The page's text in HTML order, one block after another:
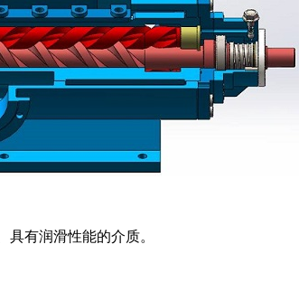
有润滑性能的介质。